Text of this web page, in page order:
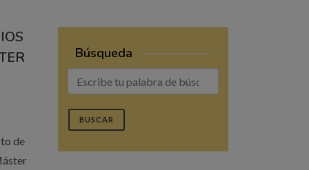
de
Búsqueda
BUSCAR